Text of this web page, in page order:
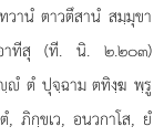
วานํ ตาวตึสานํ สมฺมุขา
อาทีสุ (ที. นิ. ๒.๒๐๓)
ํ ตํ ปุจฺฉาม ตทิงฺฆ พฺรู
, ภิกฺขเว, อนวกาโส, ยํ